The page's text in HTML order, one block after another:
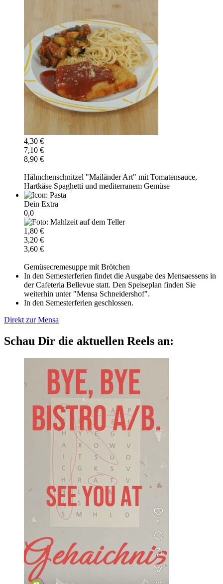
4,30 €
7,10 €
8,90 €
Hähnchenschnitzel "Mailänder Art" mit Tomatensauce,
Hartkäse Spaghetti und mediterranem Gemüse
Dein Extra
0,0
1,80 €
3,20 €
3,60 €
Gemüsecremesuppe mit Brötchen
In den Semesterferien findet die Ausgabe des Mensaessens in
der Cafeteria Bellevue statt. Den Speiseplan finden Sie
weiterhin unter "Mensa Schneidershof".
In den Semesterferien geschlossen.
Direkt zur Mensa
Schau Dir die aktuellen Reels an: